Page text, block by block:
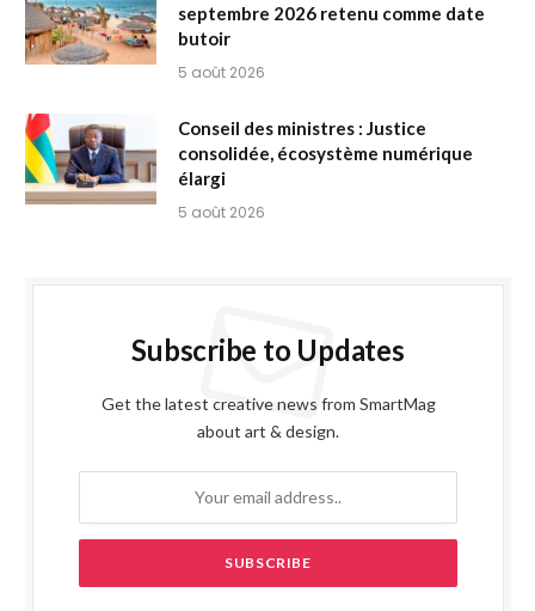
septembre 2026 retenu comme date
butoir
5 août 2026
Conseil des ministres : Justice
consolidée, écosystème numérique
élargi
5 août 2026
Subscribe to Updates
Get the latest creative news from SmartMag
about art & design.